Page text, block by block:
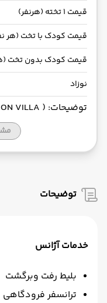
قیمت 1 تخته (هرنفر)
قیمت کودک با تخت (هر
قیمت کودک بدون تخت
نوزاد
توضیحات: ( 1BEDROOM LAGOON VILLA )
توضیحات
خدمات آژانس
بلیط رفت وبرگشت
ترانسفر فرودگاهی